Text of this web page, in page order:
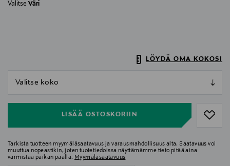
Valitse Väri
LÖYDÄ OMA KOKOSI
LISÄÄ OSTOSKORIIN
Tarkista tuotteen myymäläsaatavuus ja varausmahdollisuus alta. Saatavuus voi
muuttua nopeastikin, joten tuotetiedoissa näyttämämme tieto pitää aina
varmistaa paikan päällä. Myymäläsaatavuus